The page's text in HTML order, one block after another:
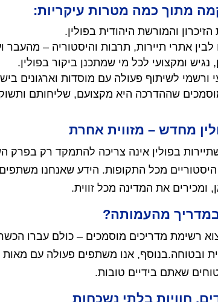
מתוך כמה מטרות עיקריות:
והמורשת היהודית בפולין.
לבין אתרי תיירות, תרבות והיסטוריה – מהעבר
ומקצועי לכל מי שמתכנן ביקור בפולין.
ורשמי לשיתוף פעולה עם מוסדות וארגונים
שההדרכה היא מקצועם, שליחותם
מחדש – מזווית אחרת
בפולין אינה צריכה להתמקד רק בפרק
מכל התקופות. הידע שאנחנו
ומכירים את המדינה מכל זווית.
מהעמותה?
רשימת מדריכים מוסמכים – כולם עברו
ובטוחה.בנוסף, אנו משתפים פעולה עם
שאתם בידיים טובות.
חוויות בלתי נשכחות